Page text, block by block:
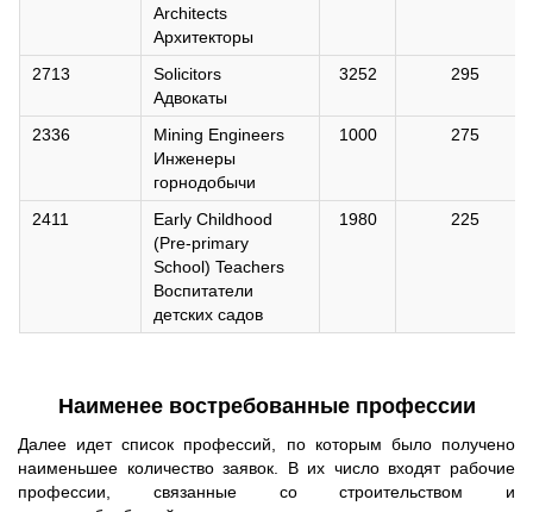
Architects
Архитекторы
2713
Solicitors
Адвокаты
3252 295
2336
Mining Engineers
Инженеры
горнодобычи
1000 275
2411
Early Childhood
(Pre-primary
School) Teachers
Воспитатели
детских садов
1980 225
Наименее востребованные профессии
Далее идет список профессий, по которым было получено
наименьшее количество заявок. В их число входят рабочие
профессии, связанные со строительством и